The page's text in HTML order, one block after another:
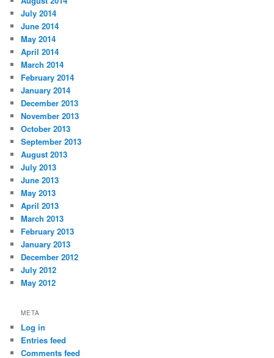
July 2014
June 2014
May 2014
April 2014
March 2014
February 2014
January 2014
December 2013
November 2013
October 2013
September 2013
August 2013
July 2013
June 2013
May 2013
April 2013
March 2013
February 2013
January 2013
December 2012
July 2012
May 2012
META
Log in
Entries feed
Comments feed